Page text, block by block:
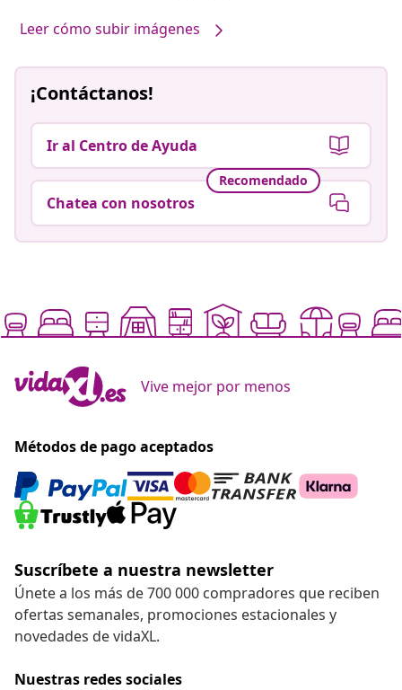
Leer cómo subir imágenes
¡Contáctanos!
Ir al Centro de Ayuda
Recomendado
Chatea con nosotros
Vive mejor por menos
Métodos de pago aceptados
Suscríbete a nuestra newsletter
Únete a los más de 700 000 compradores que reciben
ofertas semanales, promociones estacionales y
novedades de vidaXL.
Nuestras redes sociales